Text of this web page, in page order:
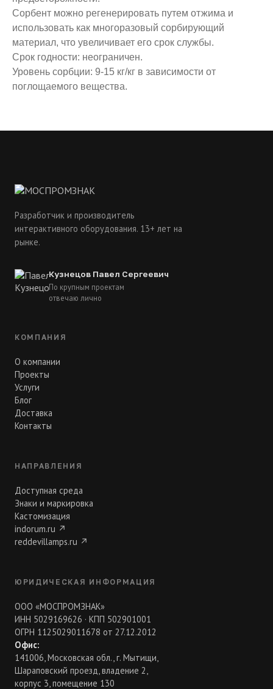
Сорбент можно регенерировать путем отжима и
использовать как многоразовый сорбирующий
материал, что увеличивает его срок службы.
Срок годности: неограничен.
Уровень сорбции: 9-15 кг/кг в зависимости от
поглощаемого вещества.
Разработчик и производитель
интерактивного оборудования. 13+ лет на
рынке.
Кузнецов Павел Сергеевич
По крупным проектам
отвечаю лично
КОМПАНИЯ
О компании
Проекты
Услуги
Блог
Доставка
Контакты
НАПРАВЛЕНИЯ
Доступная среда
Знаки и маркировка
Кастомизация
indorum.ru ↗
reddevillamps.ru ↗
ЮРИДИЧЕСКАЯ ИНФОРМАЦИЯ
ООО «МОСПРОМЗНАК»
ИНН 5029169626 · КПП 502901001
ОГРН 1125029011678 от 27.12.2012
Офис:
141006, Московская обл., г. Мытищи,
Шараповский проезд, владение 2,
корпус 3, помещение 130